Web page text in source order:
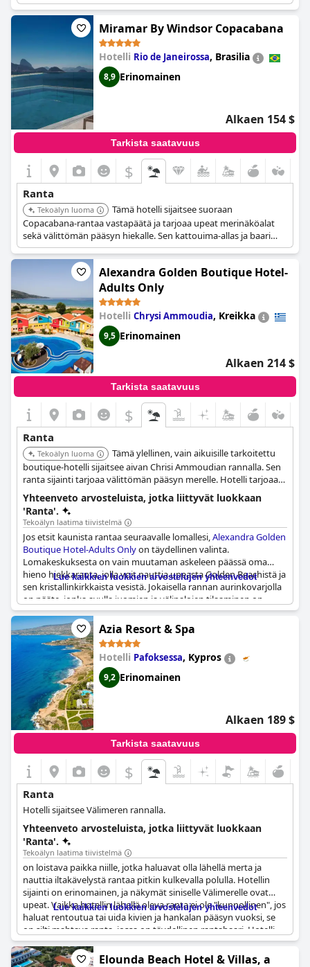
puutarhassa, palmun alla, oliivipuun alla ja kalliolla. Ranta on
myös upea, ja sieltä on upeat näkymät ja rantabaari, joka on
täydellinen lounaalle. Vaikka ranta on melko pieni, se on ihana ja
syrjäinen, ja siellä on hiekkaa, pieniä kalliotasanteita sekä
aurinkotuoleja ja -varjoja saatavilla. Vieraat nauttivat rannan
yksityisestä baarista ja sen läheisyydessä olevasta erinomaisesta
ravintolasta sekä merelle pääsystä. Ranta ja sen kirkas, sininen
vesi ovat hotellin erottuva piirre, ja näkymät sekä uima-altaalta
että rannalta ovat ihanat. Hotellin lumoavat puutarhat ja sijainti
meren rannalla lisäävät tämän paikan viehätystä.
Miramar By Windsor Copacabana
Hotelli Rio de Janeirossa, Brasilia
8,9 Erinomainen
Alkaen 154 $
Tarkista saatavuus
$
Ranta
Tekoälyn luoma
Tämä hotelli sijaitsee suoraan
Copacabana-rantaa vastapäätä ja tarjoaa upeat merinäköalat
sekä välittömän pääsyn hiekalle. Sen kattouima-allas ja baari
tarjoavat ylellisen kokemuksen rantataustalla.
Alexandra Golden Boutique Hotel-
Adults Only
Hotelli Chrysi Ammoudia, Kreikka
9,5 Erinomainen
Alkaen 214 $
Tarkista saatavuus
$
Ranta
Tekoälyn luoma
Tämä ylellinen, vain aikuisille tarkoitettu
boutique-hotelli sijaitsee aivan Chrisi Ammoudian rannalla. Sen
ranta sijainti tarjoaa välittömän pääsyn merelle. Hotelli tarjoaa
rauhallisen ilmapiirin ja tyylikkään ympäristön.
Yhteenveto arvosteluista, jotka liittyvät luokkaan
'Ranta'.
Tekoälyn laatima tiivistelmä
Jos etsit kaunista rantaa seuraavalle lomallesi,Alexandra Golden
Boutique Hotel-Adults Onlyon täydellinen valinta.
Lomakeskuksesta on vain muutaman askeleen päässä oma
hieno hiekkaranta, jolla voit nauttia upeasta Golden Beachistä ja
sen kristallinkirkkaista vesistä. Jokaisella rannan aurinkovarjolla
on pääte, jonka avulla juomien ja välipalojen tilaaminen on
helppoa, mikä tekee siitä täydellisen paikan rentoutua koko
päivän. Siisti ja hyvin hoidettu hiekkaranta on todella upea ja
sijaitsee 50 metrin säteellä hotellista. Suoran rannan pääsyn
ansiosta upea ranta on vain viiden minuutin kävelymatkan
päässä huoneestasi. Hotelli tarjoaa myös ilmaisia aurinkotuoleja
ja -varjoja käyttöösi. Yksityinen ja hyvin varusteltu ranta on
todella yksi tämän hotellin kohokohdista. Monet pitävät sitä
saaren kauneimpana rantana, joka on laaja ja jonka vedet ovat
kirkkaat. Halusitpa sitten ottaa aurinkoa, uida tai vain nauttia
upeasta ympäristöstä,
Alexandra Golden Boutique Hotel-Adults
Only-hotellin ranta on täydellinen paikka rentouttavalle ja
nautinnolliselle lomalle.
Lue kaikkien luokkien arvostelujen yhteenvedot
Azia Resort & Spa
Hotelli Pafoksessa, Kypros
9,2 Erinomainen
Alkaen 189 $
Tarkista saatavuus
$
Ranta
Hotelli sijaitsee Välimeren rannalla.
Yhteenveto arvosteluista, jotka liittyvät luokkaan
'Ranta'.
Tekoälyn laatima tiivistelmä
on loistava paikka niille, jotka haluavat olla lähellä merta ja
nauttia iltakävelystä rantaa pitkin kulkevalla polulla. Hotellin
sijainti on erinomainen, ja näkymät siniselle Välimerelle ovat
upeat. Vaikka hotellin lähellä oleva ranta ei ole "kunnollinen", jos
haluat rentoutua tai uida kivien ja hankalan pääsyn vuoksi, se
on silti mahtava ranta, jossa on täydellinen rantabaari. Hotelli
tarjoaa rantapyyhkeitä ja sillä on jopa oma ranta. Jotkut vieraat
ovat kuitenkin kertoneet, että kauimmaiset aurinkotuolit voivat
Lue kaikkien luokkien arvostelujen yhteenvedot
Elounda Beach Hotel & Villas, a